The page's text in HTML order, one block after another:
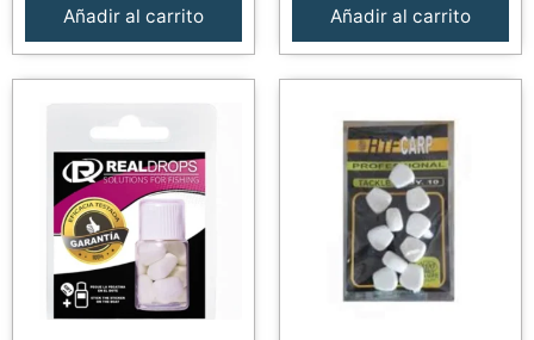
Añadir al carrito Añadir al carrito